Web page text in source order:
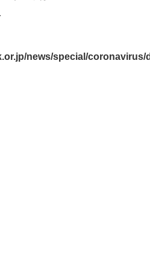
news/special/coronavirus/